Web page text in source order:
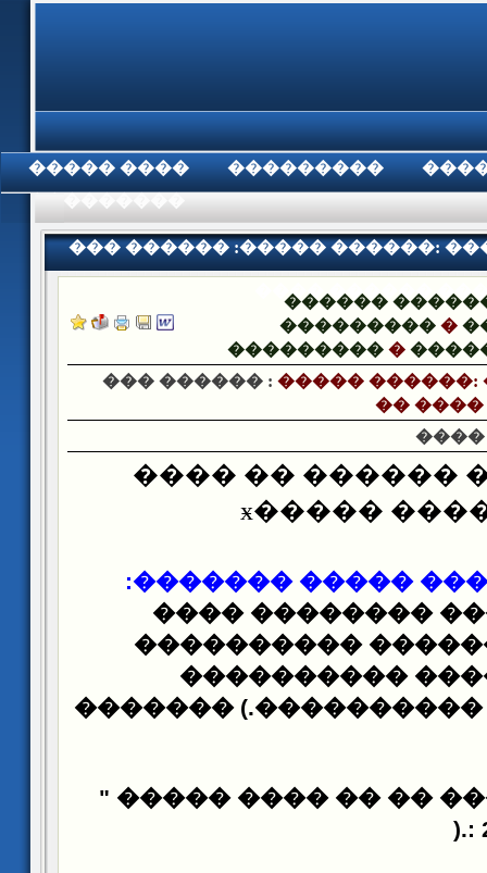
���� ����� ���������
��� ������ :����� ������:
���� ������
������
����������
����������
��� ������ : ����� ������:
��
����
���� ���
������
�����
�������
:
������� ����
����������
������
����������
� "…... ����� ��� ��
:
).